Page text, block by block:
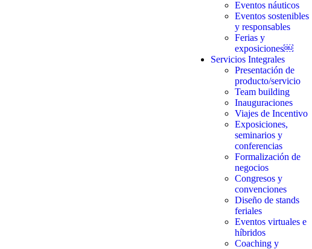
Eventos náuticos
Eventos sostenibles
y responsables
Ferias y
exposiciones￼
Servicios Integrales
Presentación de
producto/servicio
Team building
Inauguraciones
Viajes de Incentivo
Exposiciones,
seminarios y
conferencias
Formalización de
negocios
Congresos y
convenciones
Diseño de stands
feriales
Eventos virtuales e
híbridos
Coaching y